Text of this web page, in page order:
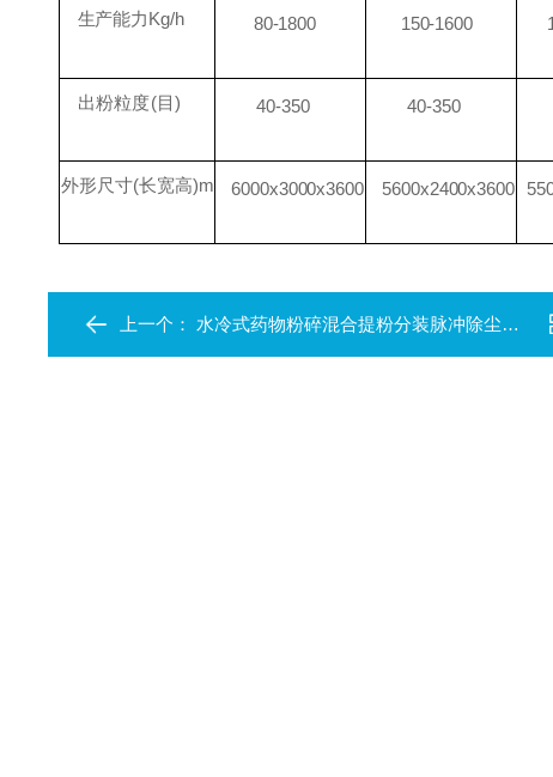
生产能力 Kg/h 80-1800 150-1600
出粉粒度(目) 40-350 40-350
外形尺寸(长宽高)m 6000x3000x3600 5600x2400x3600
上一个： 水冷式药物粉碎混合提粉分装脉冲除尘机组